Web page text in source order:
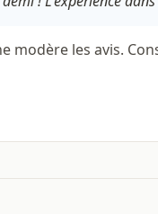
modère les avis.